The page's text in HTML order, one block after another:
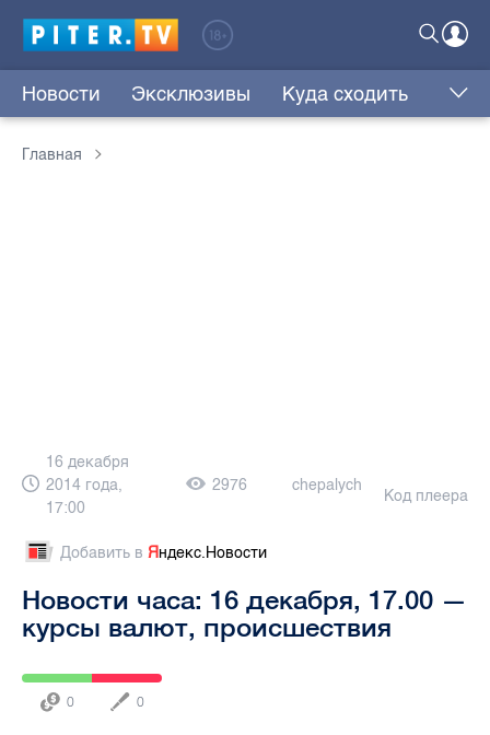
Новости Эксклюзивы Куда сходить
Главная
16 декабря
2014 года,
17:00
2976 chepalych
Код плеера
Добавить в Яндекс.Новости
Новости часа: 16 декабря, 17.00 —
курсы валют, происшествия
0 0